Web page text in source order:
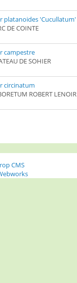
platanoides 'Cucullatum'
DE COINTE
campestre
DE SOHIER
circinatum
ROBERT LENOIR
CMS